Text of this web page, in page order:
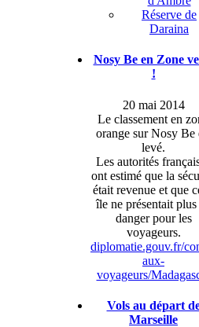
Réserve de
Daraina
Nosy Be en Zone
!
20 mai 2014
Le classement en
orange sur Nosy Be
levé.
Les autorités
ont estimé que la
était revenue et que
île ne présentait plus
danger pour les
voyageurs.
diplomatie.gouv.fr/
aux-
voyageurs/
Vols au départ
Marseille